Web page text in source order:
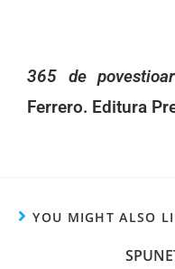
365 de
Ferrero. Editura
YOU MIGHT ALSO